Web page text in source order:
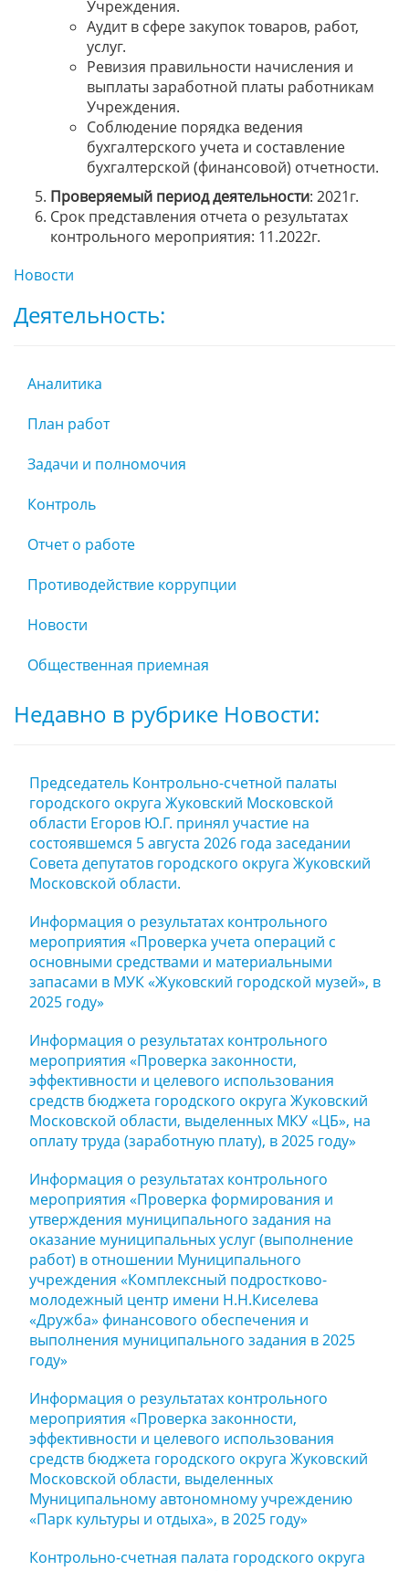
Учреждения.
Аудит в сфере закупок товаров, работ,
услуг.
Ревизия правильности начисления и
выплаты заработной платы работникам
Учреждения.
Соблюдение порядка ведения
бухгалтерского учета и составление
бухгалтерской (финансовой) отчетности.
Проверяемый период деятельности: 2021г.
Срок представления отчета о результатах
контрольного мероприятия: 11.2022г.
Новости
Деятельность:
Аналитика
План работ
Задачи и полномочия
Контроль
Отчет о работе
Противодействие коррупции
Новости
Общественная приемная
Недавно в рубрике Новости:
Председатель Контрольно-счетной палаты
городского округа Жуковский Московской
области Егоров Ю.Г. принял участие на
состоявшемся 5 августа 2026 года заседании
Совета депутатов городского округа Жуковский
Московской области.
Информация о результатах контрольного
мероприятия «Проверка учета операций с
основными средствами и материальными
запасами в МУК «Жуковский городской музей», в
2025 году»
Информация о результатах контрольного
мероприятия «Проверка законности,
эффективности и целевого использования
средств бюджета городского округа Жуковский
Московской области, выделенных МКУ «ЦБ», на
оплату труда (заработную плату), в 2025 году»
Информация о результатах контрольного
мероприятия «Проверка формирования и
утверждения муниципального задания на
оказание муниципальных услуг (выполнение
работ) в отношении Муниципального
учреждения «Комплексный подростково-
молодежный центр имени Н.Н.Киселева
«Дружба» финансового обеспечения и
выполнения муниципального задания в 2025
году»
Информация о результатах контрольного
мероприятия «Проверка законности,
эффективности и целевого использования
средств бюджета городского округа Жуковский
Московской области, выделенных
Муниципальному автономному учреждению
«Парк культуры и отдыха», в 2025 году»
Контрольно-счетная палата городского округа